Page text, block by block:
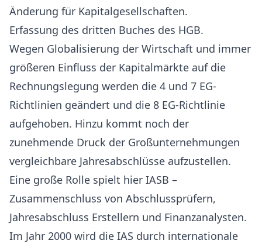
Änderung für Kapitalgesellschaften.
Erfassung des dritten Buches des HGB.
Wegen Globalisierung der Wirtschaft und immer
größeren Einfluss der Kapitalmärkte auf die
Rechnungslegung werden die 4 und 7 EG-
Richtlinien geändert und die 8 EG-Richtlinie
aufgehoben. Hinzu kommt noch der
zunehmende Druck der Großunternehmungen
vergleichbare Jahresabschlüsse aufzustellen.
Eine große Rolle spielt hier IASB –
Zusammenschluss von Abschlussprüfern,
Jahresabschluss Erstellern und Finanzanalysten.
Im Jahr 2000 wird die IAS durch internationale